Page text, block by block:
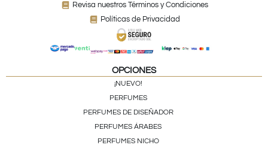
Revisa nuestros Términos y Condiciones
Políticas de Privacidad
OPCIONES
¡NUEVO!
PERFUMES
PERFUMES DE DISEÑADOR
PERFUMES ÁRABES
PERFUMES NICHO